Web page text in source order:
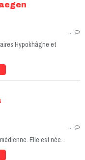
…
Hypokhâgne et
…
Elle est née...